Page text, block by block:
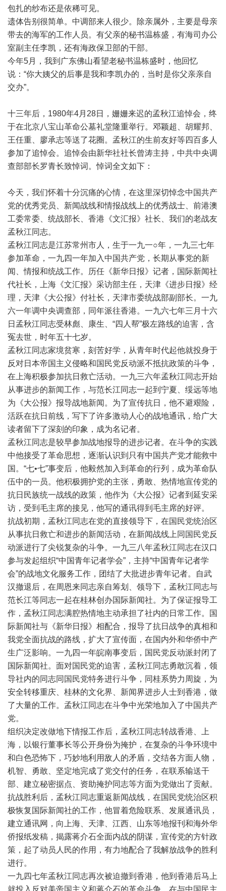
包扎的纱布还是依稀可见。
遗体告别很简单。中调部来人很少。除亲属外，主要是母亲
带去的海军的工作人员。有父亲的秘书温栋盛，有海司办公
室副主任李凯，还有海政保卫部的干部。
今年5月，我到广东佛山看望老秘书温栋盛时，他回忆
说：“你大姨父的后事是我和李凯办的，当时是你父亲亲自
交办”。
十三年后，1980年4月28日，姗姗来迟的孟秋江追悼会，终
于在北京八宝山革命公墓礼堂隆重举行。邓颖超、胡耀邦、
王任重、廖承志等送了花圈。孟秋江的生前友好等四百多人
参加了追悼会。追悼会由新华社社长曾涛主持，中共中央调
查部部长罗青长致悼词。悼词全文如下：
今天，我们怀着十分沉痛的心情，在这里深切悼念中国共产
党的优秀党员、新闻战线和情报战线上的优秀战士、前港澳
工委常委、统战部长、香港《文汇报》社长、我们的老战友
孟秋江同志。
孟秋江同志是江苏常州市人，生于一九一○年，一九三七年
参加革命，一九四一年加入中国共产党，长期从事党的新
闻、情报和统战工作。历任《新华日报》记者，国际新闻社
代社长，上海《文汇报》采访部主任，天津《进步日报》经
理，天津《大公报》付社长，天津市委统战部副部长。一九
六一年调中央调查部，同年派往香港。一九六七年三月十六
日孟秋江同志受林彪、康生、“四人帮”极左路线的迫害，含
冤去世，时年五十七岁。
孟秋江同志家境贫寒，刻苦好学，从青年时代起他就投身于
反对日本帝国主义侵略和国民党反动派不抵抗政策的斗争，
在上海积极参加抗日救亡活动。一九三六年孟秋江同志开始
从事进步的新闻工作，与范长江同志一起到宁夏、绥远等地
为《大公报》报导战地新闻。为了宣传抗日，他不避艰险，
活跃在抗日前线，写下了许多激动人心的战地通讯，给广大
读者留下了深刻的印象，成为名记者。
孟秋江同志是较早参加战地报导的进步记者。在斗争的实践
中他接受了革命思想，逐渐认识到只有中国共产党才能救中
国。“七•七”事变后，他毅然加入到革命的行列，成为革命队
伍中的一员。他积极拥护党的主张，勇敢、热情地宣传党的
抗日民族统一战线的政策，他作为《大公报》记者到延安采
访，受到毛主席的接见，他写的通讯得到毛主席的好评。
抗战初期，孟秋江同志在党的直接领导下，在国民党统治区
从事抗日救亡和进步的新闻活动，在新闻战线上同国民党反
动派进行了尖锐复杂的斗争。一九三八年孟秋江同志在汉口
参与发起组织“中国青年记者学会”，主持“中国青年记者学
会”的战地文化服务工作，团结了大批进步青年记者。自武
汉撤退后，在周恩来同志亲自筹划、领导下，孟秋江同志与
范长江等同志一起在桂林创办国际新闻社。为了保证报导工
作，孟秋江同志满腔热情地主动承担了社内的日常工作。国
际新闻社与《新华日报》相配合，报导了抗日战争的真相和
我党全面抗战的路线，扩大了宣传面，在国内外和华侨中产
生广泛影响。一九四一年皖南事变后，国民党反动派封闭了
国际新闻社。面对国民党的迫害，孟秋江同志勇敢沉着，领
导社内的同志同国民党特务进行斗争，同桂系势力周旋，为
安全转移重庆、桂林的文化界、新闻界进步人士到香港，做
了大量的工作。孟秋江同志在斗争中光荣地加入了中国共产
党。
组织决定改做地下情报工作后，孟秋江同志转战香港、上
海，以银行董事长等公开身份为掩护，在复杂的斗争环境中
和白色恐怖下，巧妙地利用敌人的矛盾，交结各方面人物，
机智、勇敢、坚定地完成了党交付的任务，在联系输送干
部、建立秘密据点、资助掩护同志等方面为党做出了贡献。
抗战胜利后，孟秋江同志重返新闻战线，在国民党统治区积
极恢复国际新闻社的工作，他冒着危险联系、发展通讯员，
建立通讯网，向上海、天津、江西、山东等地报刊和海外华
侨报纸发稿，揭露蒋介石全面内战的阴谋，宣传党的方针政
策，起了动员人民的作用，有力地配合了我解放战争的胜利
进行。
一九四七年孟秋江同志再次被迫撤到香港，他到香港后马上
就投入反对美帝国主义和蒋介石的革命斗争。在与中国民主